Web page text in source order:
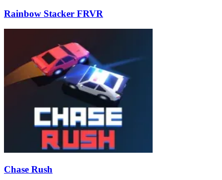
Rainbow Stacker FRVR
Chase Rush